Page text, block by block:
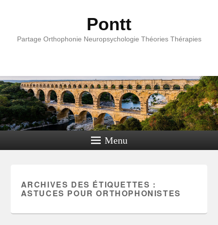
Pontt
Partage Orthophonie Neuropsychologie Théories Thérapies
Menu
ARCHIVES DES ÉTIQUETTES :
ASTUCES POUR ORTHOPHONISTES